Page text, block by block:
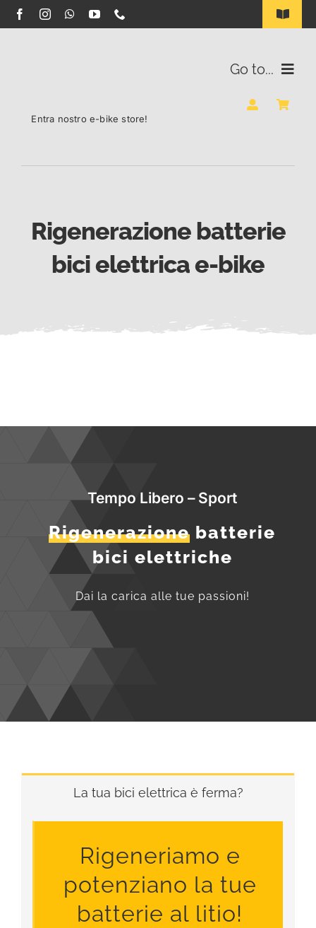
Salta
Toggle
BLOG
Entra nostro e-bike store!
Go to...
Rigenerazione batterie
bici elettrica e-bike
Tempo Libero – Sport
Rigenerazione batterie
bici elettriche
Dai la carica alle tue passioni!
La tua bici elettrica è ferma?
Rigeneriamo e
potenziano la tue
batterie al litio!